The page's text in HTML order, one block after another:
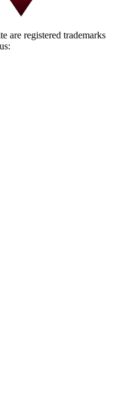
are registered trademarks